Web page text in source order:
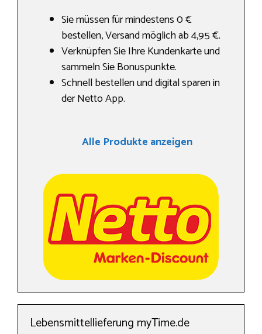
Sie müssen für mindestens 0 €
bestellen, Versand möglich ab 4,95 €.
Verknüpfen Sie Ihre Kundenkarte und
sammeln Sie Bonuspunkte.
Schnell bestellen und digital sparen in
der Netto App.
Alle Produkte anzeigen
Lebensmittellieferung myTime.de